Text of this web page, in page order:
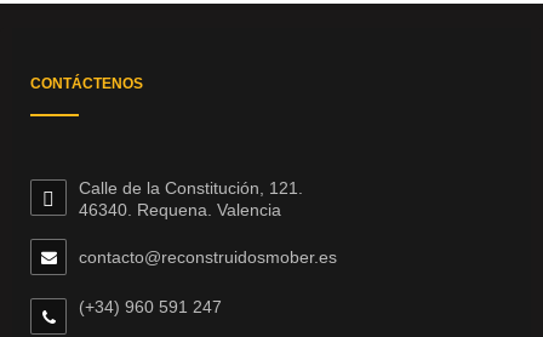
CONTÁCTENOS
Calle de la Constitución, 121.
46340. Requena. Valencia
contacto@reconstruidosmober.es
(+34) 960 591 247